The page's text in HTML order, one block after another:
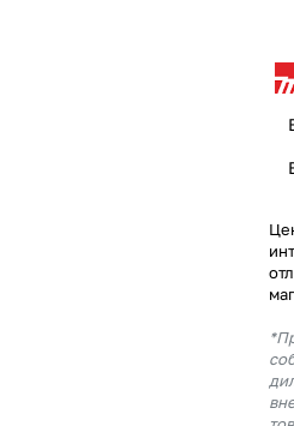
% картой любого
%
с